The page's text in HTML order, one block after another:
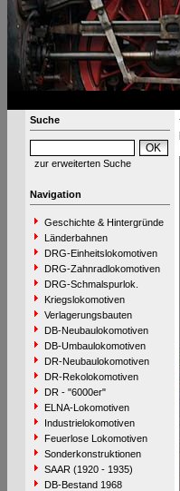
Suche
zur erweiterten Suche
Navigation
Geschichte & Hintergründe
Länderbahnen
DRG-Einheitslokomotiven
DRG-Zahnradlokomotiven
DRG-Schmalspurlok.
Kriegslokomotiven
Verlagerungsbauten
DB-Neubaulokomotiven
DB-Umbaulokomotiven
DR-Neubaulokomotiven
DR-Rekolokomotiven
DR - "6000er"
ELNA-Lokomotiven
Industrielokomotiven
Feuerlose Lokomotiven
Sonderkonstruktionen
SAAR (1920 - 1935)
DB-Bestand 1968